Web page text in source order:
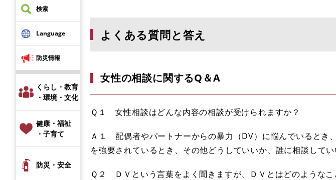
す
検索
Language
防災情報
くらし・教育
・環境・文化
健康・福祉
・子育て
防災・安全
よくある質問と答え
女性の相談に関するQ＆A
Ｑ１ 女性相談はどんな内容の相談が受けられますか？
Ａ１ 配偶者やパートナーからの暴力（DV）に悩んでいるとき
を強要されているとき、その他どうしていいか、誰に相談してい
Ｑ２ ＤＶという言葉をよく聞きますが、ＤＶとはどのようなこ